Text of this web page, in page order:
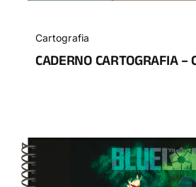
Cartografia
CADERNO CARTOGRAFIA –